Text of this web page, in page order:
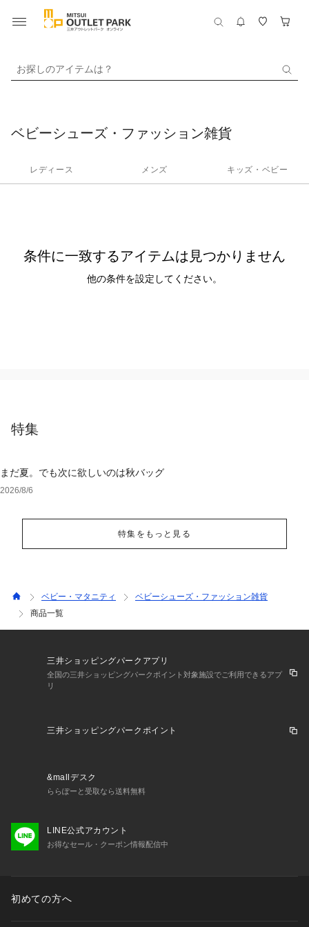
お探しのアイテムは？
ベビーシューズ・ファッション雑貨
レディース メンズ キッズ・ベビー
条件に一致するアイテムは見つかりません
他の条件を設定してください。
特集
まだ夏。でも次に欲しいのは秋バッグ
2026/8/6
特集をもっと見る
ベビー・マタニティ
ベビーシューズ・ファッション雑貨
商品一覧
三井ショッピングパークアプリ
全国の三井ショッピングパークポイント対象施設でご利用できるアプ
リ
三井ショッピングパークポイント
&mallデスク
ららぽーと受取なら送料無料
LINE公式アカウント
お得なセール・クーポン情報配信中
初めての方へ